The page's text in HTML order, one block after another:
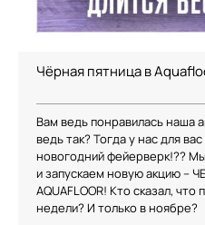
Чёрная пятница в
Вам ведь понравилась наша
ведь так? Тогда у нас для
новогодний фейерверк!??
и запускаем новую акцию –
AQUAFLOOR! Кто сказал,
недели? И только в ноябре?